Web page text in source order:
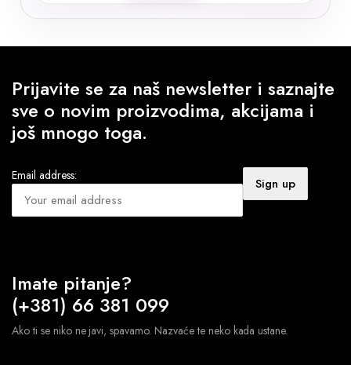
Prijavite se za naš newsletter i saznajte
sve o novim proizvodima, akcijama i
još mnogo toga.
Email address:
Imate pitanje?
(+381) 66 381 099
Ako ti se niko ne javi, spavamo. Nazvaće te neko kada ustane.